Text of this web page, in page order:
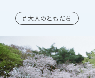
# 大人のともだち